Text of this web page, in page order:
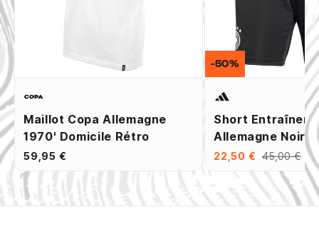
Maillot Copa Allemagne
1970' Domicile Rétro
59,95 €
Short
Allemagne Noir
22,50 € 45,00 €
-50%